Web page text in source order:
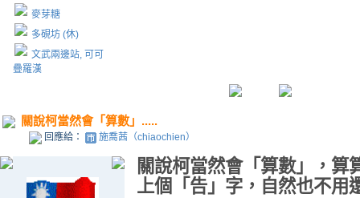
麥芽糖
多硯坊 (休)
文武兩邊站, 可可
疊羅漢
關說柯當然會「算數」.....
回應給： 施喬茜（chiaochien）
關說柯當然會「算數」，算
上個「告」字，自然也不用